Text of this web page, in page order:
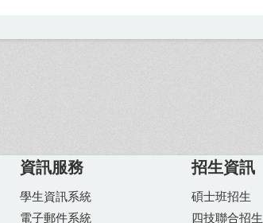
資訊服務
學生資訊系統
電子郵件系統
招生資訊
碩士班招生
四技聯合招生